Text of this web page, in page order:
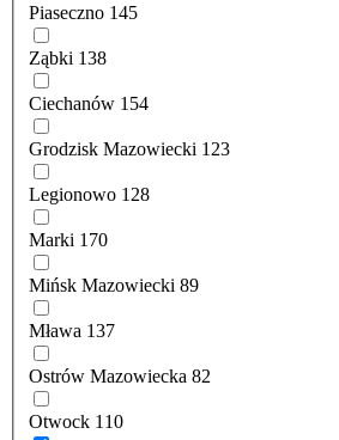
Piaseczno 145
Ząbki 138
Ciechanów 154
Grodzisk Mazowiecki 123
Legionowo 128
Marki 170
Mińsk Mazowiecki 89
Mława 137
Ostrów Mazowiecka 82
Otwock 110